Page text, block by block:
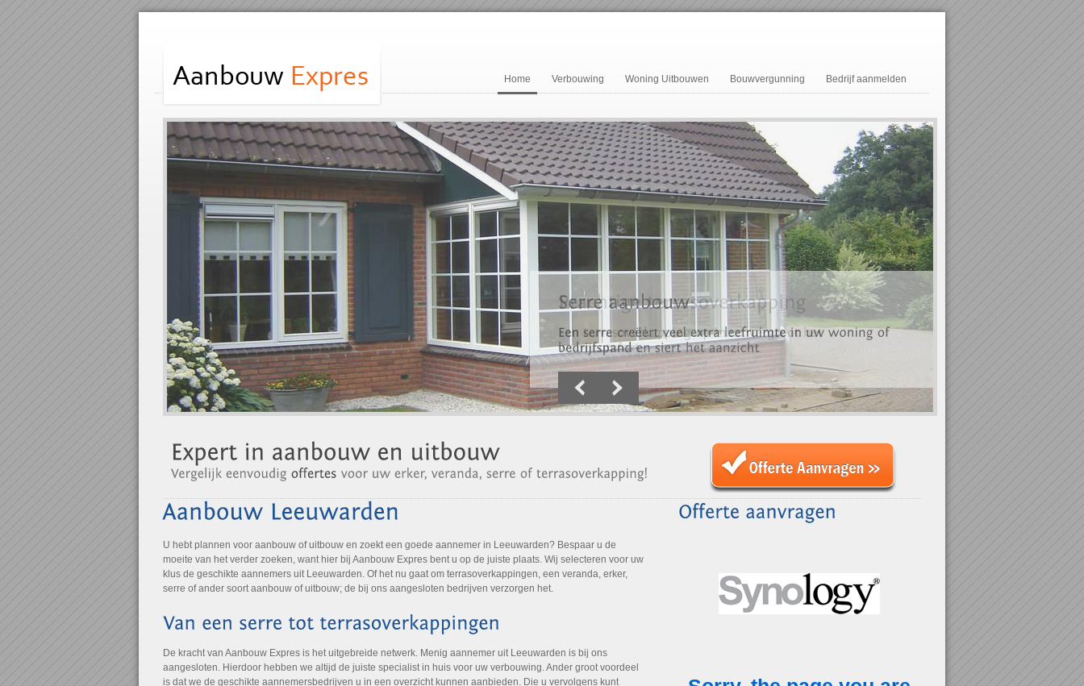
Home Verbouwing Woning Uitbouwen Bouwvergunning Bedrijf aanmelden
U hebt plannen voor aanbouw of uitbouw en zoekt een goede aannemer in Leeuwarden? Bespaar u de
moeite van het verder zoeken, want hier bij Aanbouw Expres bent u op de juiste plaats. Wij selecteren voor uw
klus de geschikte aannemers uit Leeuwarden. Of het nu gaat om terrasoverkappingen, een veranda, erker,
serre of ander soort aanbouw of uitbouw; de bij ons aangesloten bedrijven verzorgen het.
De kracht van Aanbouw Expres is het uitgebreide netwerk. Menig aannemer uit Leeuwarden is bij ons
aangesloten. Hierdoor hebben we altijd de juiste specialist in huis voor uw verbouwing. Ander groot voordeel
is dat we de geschikte aannemersbedrijven u in een overzicht kunnen aanbieden. Die u vervolgens kunt